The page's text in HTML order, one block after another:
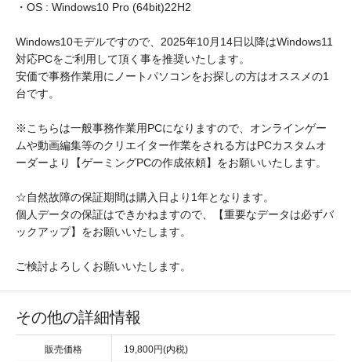
・OS : Windows10 Pro (64bit)22H2
Windows10モデルですので、2025年10月14日以降はWindows11
対応PCをご利用して頂く事を推奨いたします。
安価で事務作業用にノートパソコンをお探しの方はオススメの1
台です。
※こちらは一般事務作業用PCになりますので、オンラインゲー
ムや動画編集等のクリエイター作業をされる方はPCカスタムオ
ーダーより【ゲーミングPCの作成依頼】をお願いいたします。
☆自然故障の保証期間は購入日より1年となります。
個人データの保証はできかねますので、【重要なデータは必ずバ
ックアップ】をお願いいたします。
ご検討よろしくお願いいたします。
その他の詳細情報
販売価格 19,800円(内税)